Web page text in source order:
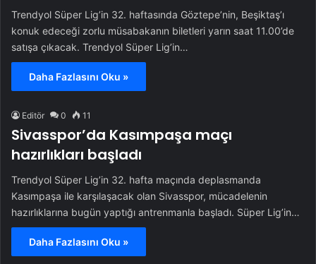
Trendyol Süper Lig’in 32. haftasında Göztepe’nin, Beşiktaş’ı
konuk edeceği zorlu müsabakanın biletleri yarın saat 11.00’de
satışa çıkacak. Trendyol Süper Lig’in…
Daha Fazlasını Oku »
Editör 0 11
Sivasspor’da Kasımpaşa maçı
hazırlıkları başladı
Trendyol Süper Lig’in 32. hafta maçında deplasmanda
Kasımpaşa ile karşılaşacak olan Sivasspor, mücadelenin
hazırlıklarına bugün yaptığı antrenmanla başladı. Süper Lig’in…
Daha Fazlasını Oku »